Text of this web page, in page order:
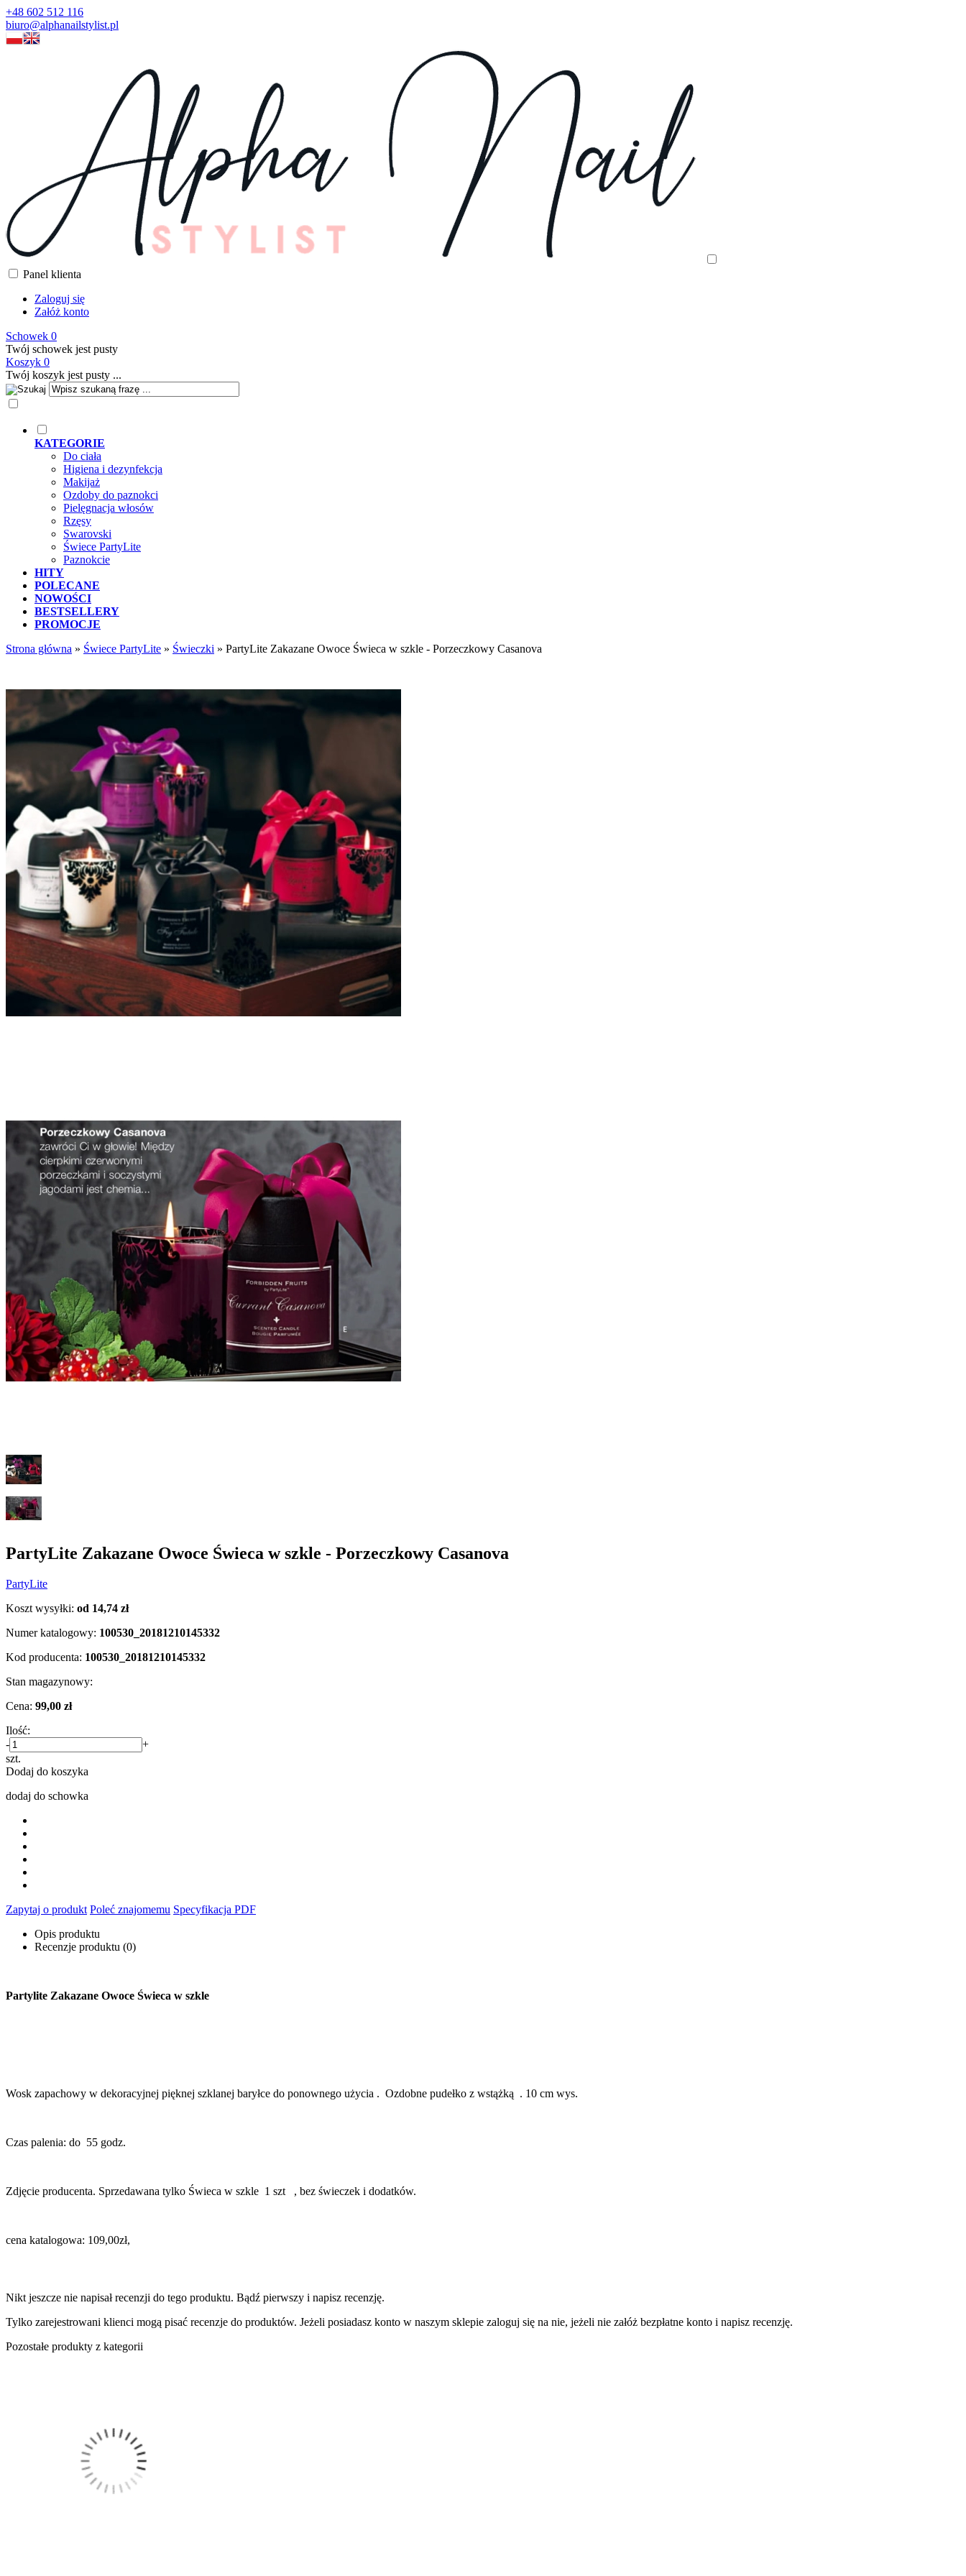
+48 602 512 116
biuro@alphanailstylist.pl
Panel klienta
Zaloguj się
Załóż konto
Schowek 0
Twój schowek jest pusty
Koszyk 0
Twój koszyk jest pusty ...
KATEGORIE
Do ciała
Higiena i dezynfekcja
Makijaż
Ozdoby do paznokci
Pielęgnacja włosów
Rzęsy
Swarovski
Świece PartyLite
Paznokcie
HITY
POLECANE
NOWOŚCI
BESTSELLERY
PROMOCJE
Strona główna » Świece PartyLite » Świeczki » PartyLite Zakazane Owoce Świeca w szkle - Porzeczkowy Casanova
PartyLite Zakazane Owoce Świeca w szkle - Porzeczkowy Casanova
PartyLite
Koszt wysyłki: od 14,74 zł
Numer katalogowy: 100530_20181210145332
Kod producenta: 100530_20181210145332
Stan magazynowy:
Cena: 99,00 zł
Ilość:
-
+
szt.
Dodaj do koszyka
dodaj do schowka
Zapytaj o produkt Poleć znajomemu Specyfikacja PDF
Opis produktu
Recenzje produktu (0)
Partylite Zakazane Owoce Świeca w szkle
Wosk zapachowy w dekoracyjnej pięknej szklanej baryłce do ponownego użycia . Ozdobne pudełko z wstążką . 10 cm wys.
Czas palenia: do 55 godz.
Zdjęcie producenta. Sprzedawana tylko Świeca w szkle 1 szt , bez świeczek i dodatków.
cena katalogowa: 109,00zł,
Nikt jeszcze nie napisał recenzji do tego produktu. Bądź pierwszy i napisz recenzję.
Tylko zarejestrowani klienci mogą pisać recenzje do produktów. Jeżeli posiadasz konto w naszym sklepie zaloguj się na nie, jeżeli nie załóż bezpłatne konto i napisz recenzję.
Pozostałe produkty z kategorii